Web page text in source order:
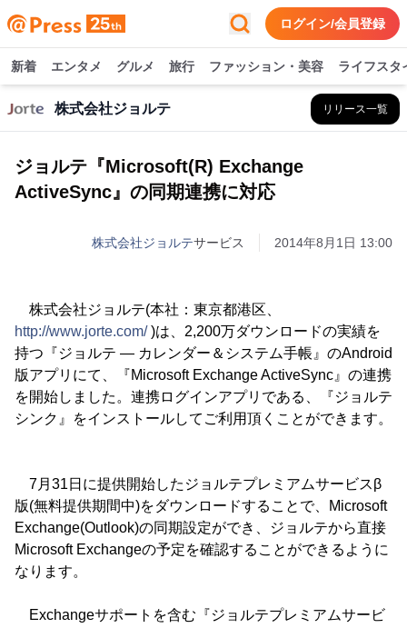
ログイン/会員登録
新着 エンタメ グルメ 旅行 ファッション・美容 ライフスタ
株式会社ジョルテ リリース一覧
ジョルテ『Microsoft(R) Exchange
ActiveSync』の同期連携に対応
株式会社ジョルテサービス 2014年8月1日 13:00
株式会社ジョルテ(本社：東京都港区、
http://www.jorte.com/)は、2,200万ダウンロードの実績を
持つ『ジョルテ ― カレンダー＆システム手帳』のAndroid
版アプリにて、『Microsoft Exchange ActiveSync』の連携
を開始しました。連携ログインアプリである、『ジョルテ
シンク』をインストールしてご利用頂くことができます。
7月31日に提供開始したジョルテプレミアムサービスβ
版(無料提供期間中)をダウンロードすることで、Microsoft
Exchange(Outlook)の同期設定ができ、ジョルテから直接
Microsoft Exchangeの予定を確認することができるように
なります。
Exchangeサポートを含む『ジョルテプレミアムサービ